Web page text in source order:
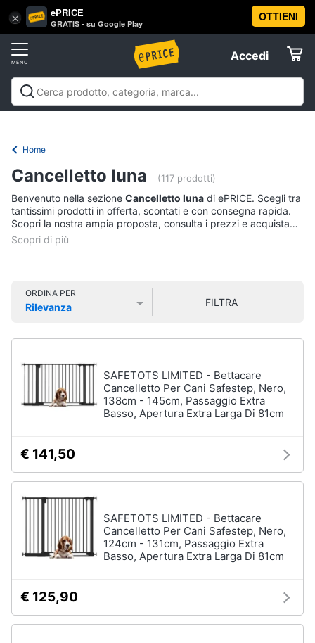
× ePRICE
GRATIS - su Google Play
OTTIENI
Accedi
Accedi
Registrati
Offerte
Informatica
Telefonia
Tv
Cinema
home
Clima
Brico
Giardinaggio
Salute
Vai
al
Home
Cancelletto luna (117 prodotti)
Benvenuto nella sezione Cancelletto luna di ePRICE. Scegli tra
tantissimi prodotti in offerta, scontati e con consegna rapida.
Scopri la nostra ampia proposta, consulta i prezzi e acquista
comodamente online.
ORDINA PER
Rilevanza
FILTRA
SAFETOTS LIMITED - Bettacare
Cancelletto Per Cani Safestep, Nero,
138cm - 145cm, Passaggio Extra
Basso, Apertura Extra Larga Di 81cm
€ 141,50
SAFETOTS LIMITED - Bettacare
Cancelletto Per Cani Safestep, Nero,
124cm - 131cm, Passaggio Extra
Basso, Apertura Extra Larga Di 81cm
€ 125,90